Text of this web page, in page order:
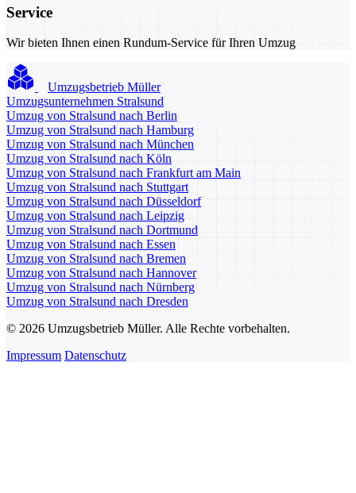
Service
Wir bieten Ihnen einen Rundum-Service für Ihren Umzug
Umzugsbetrieb Müller
Umzugsunternehmen Stralsund
Umzug von Stralsund nach Berlin
Umzug von Stralsund nach Hamburg
Umzug von Stralsund nach München
Umzug von Stralsund nach Köln
Umzug von Stralsund nach Frankfurt am Main
Umzug von Stralsund nach Stuttgart
Umzug von Stralsund nach Düsseldorf
Umzug von Stralsund nach Leipzig
Umzug von Stralsund nach Dortmund
Umzug von Stralsund nach Essen
Umzug von Stralsund nach Bremen
Umzug von Stralsund nach Hannover
Umzug von Stralsund nach Nürnberg
Umzug von Stralsund nach Dresden
© 2026 Umzugsbetrieb Müller. Alle Rechte vorbehalten.
Impressum Datenschutz